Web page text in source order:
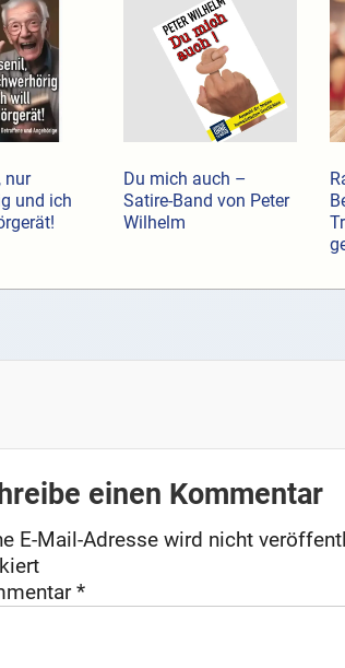
nur
und ich
Du mich auch –
Satire-Band von Peter
Wilhelm
einen Kommentar
E-Mail-Adresse wird nicht
*